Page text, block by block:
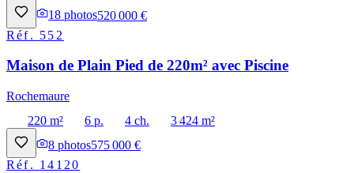
18 photos520 000 €
Réf. 552
Maison de Plain Pied de 220m² avec Piscine
Rochemaure
220 m²
6 p. 4 ch.
3 424 m²
8 photos575 000 €
Réf. 14120